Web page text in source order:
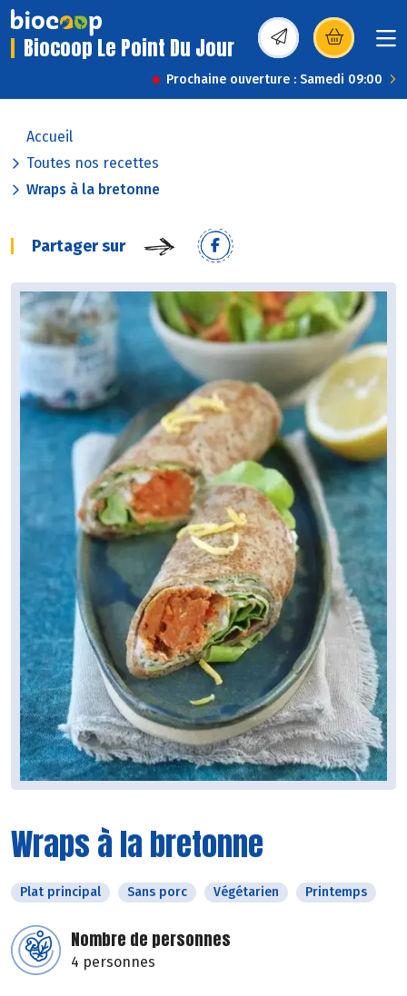
Biocoop Le Point Du Jour (s’ouvre dans une
Prochaine ouverture : Samedi 09:00
Accueil
Toutes nos recettes
Wraps à la bretonne
Partager sur
Wraps à la bretonne
Plat principal Sans porc Végétarien Printemps
Nombre de personnes
4 personnes